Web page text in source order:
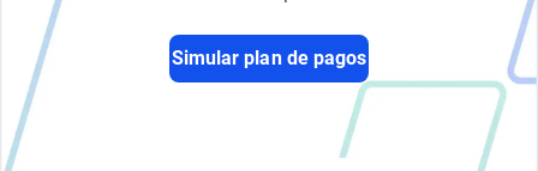
Simular plan de pagos